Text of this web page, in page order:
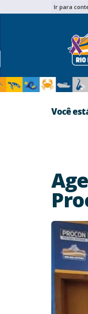
Ir para
Você